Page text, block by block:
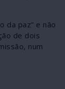
da paz” e não
de dois
num